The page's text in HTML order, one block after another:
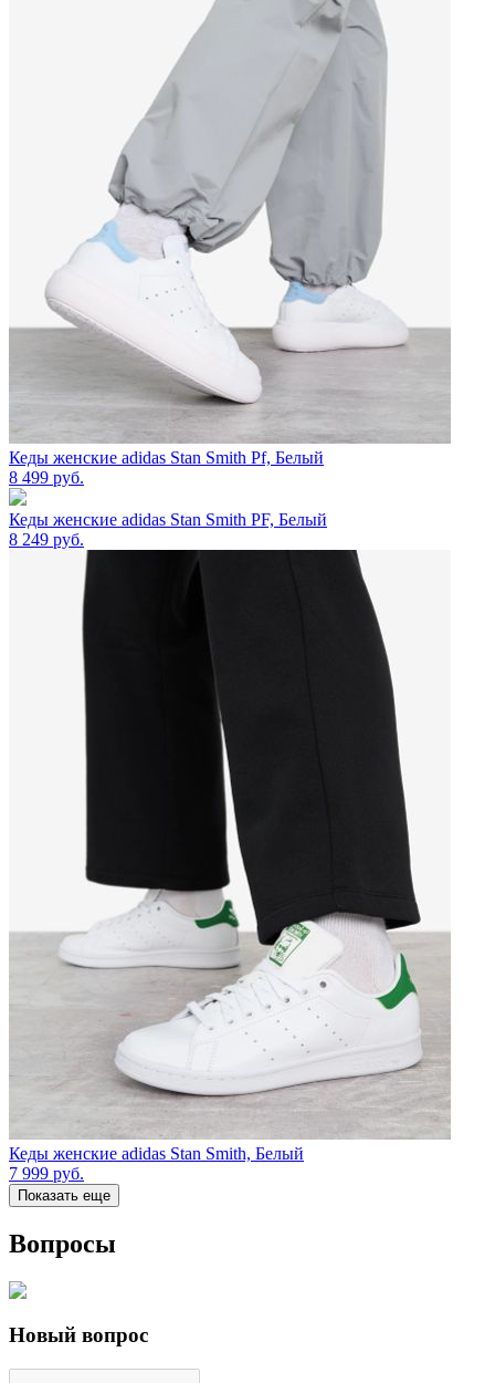
Кеды женские adidas Stan Smith Pf, Белый
8 499 руб.
Кеды женские adidas Stan Smith PF, Белый
8 249 руб.
Кеды женские adidas Stan Smith, Белый
7 999 руб.
Показать еще
Вопросы
Новый вопрос